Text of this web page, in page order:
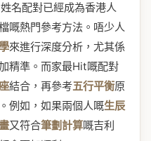
名配對已經成為香港人
嘅熱門參考方法。唔少人
來進行深度分析，尤其係
精準。而家最Hit嘅配對
結合，再參考五行平衡原
例如，如果兩個人嘅生辰
又符合筆劃計算嘅吉利